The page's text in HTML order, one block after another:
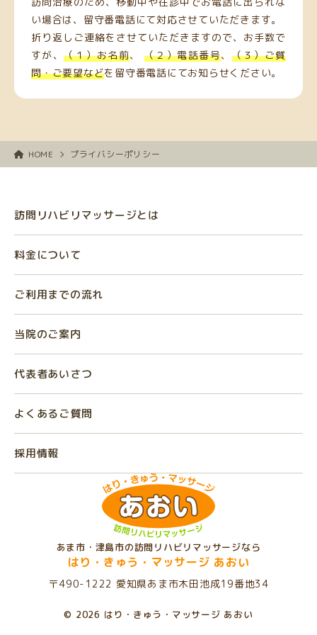
い場合は、留守番電話にて対応させていただきます。
折り返しご連絡をさせていただきますので、お手数で
すが、（１）お名前、 （２）電話番号、 （３）ご質
問・ご要望などを留守番電話にてお知らせください。
HOME プライバシーポリシー
訪問リハビリマッサージとは
料金について
ご利用までの流れ
当院のご案内
代表者あいさつ
よくあるご質問
採用情報
あま市・津島市の訪問リハビリマッサージなら
はり・きゅう・マッサージ あおい
〒490-1222 愛知県あま市木田池成19番地34
© 2026 はり・きゅう・マッサージ あおい